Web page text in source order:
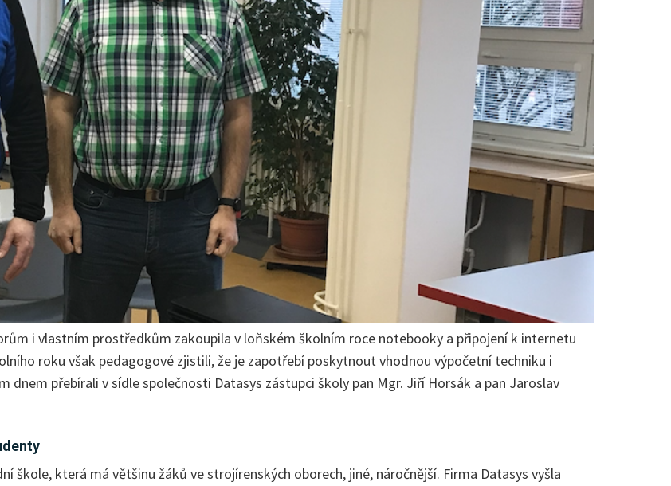
i vlastním prostředkům zakoupila v loňském školním roce notebooky a připojení k internetu
roku však pedagogové zjistili, že je zapotřebí poskytnout vhodnou výpočetní techniku i
dnem přebírali v sídle společnosti Datasys zástupci školy pan Mgr. Jiří Horsák a pan Jaroslav
škole, která má většinu žáků ve strojírenských oborech, jiné, náročnější. Firma Datasys vyšla